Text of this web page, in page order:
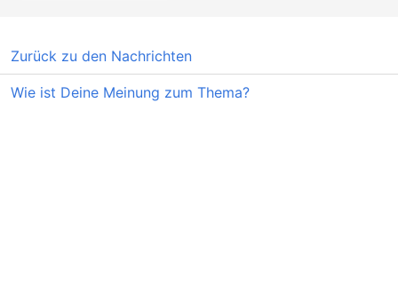
Zurück zu den Nachrichten
Wie ist Deine Meinung zum Thema?